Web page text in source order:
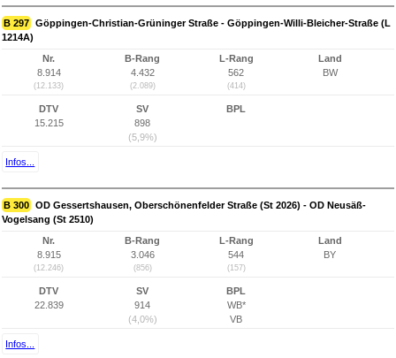
B 297 Göppingen-Christian-Grüninger Straße - Göppingen-Willi-Bleicher-Straße (L
1214A)
Nr.
8.914
(12.133)
B-Rang
4.432
(2.089)
L-Rang
562
(414)
Land
BW
DTV
15.215
SV
898
(5,9%)
BPL
Infos...
B 300 OD Gessertshausen, Oberschönenfelder Straße (St 2026) - OD Neusäß-
Vogelsang (St 2510)
Nr.
8.915
(12.246)
B-Rang
3.046
(856)
L-Rang
544
(157)
Land
BY
DTV
22.839
SV
914
(4,0%)
BPL
WB*
VB
Infos...